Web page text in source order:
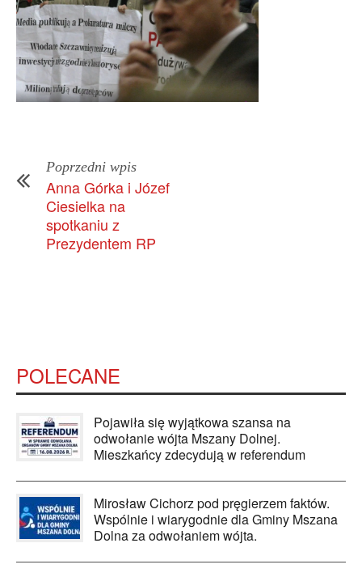
Poprzedni wpis
Anna Górka i Józef
Ciesielka na
spotkaniu z
Prezydentem RP
POLECANE
Pojawiła się wyjątkowa szansa na
odwołanie wójta Mszany Dolnej.
Mieszkańcy zdecydują w referendum
Mirosław Cichorz pod pręgierzem faktów.
Wspólnie i wiarygodnie dla Gminy Mszana
Dolna za odwołaniem wójta.